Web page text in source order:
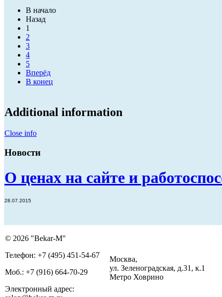
В начало
Назад
1
2
3
4
5
Вперёд
В конец
Additional information
Close info
Новости
О ценах на сайте и
28.07.2015
© 2026 "Bekar-M"
Телефон: +7 (495) 451-54-67
Моб.: +7 (916) 664-70-29
Электронный адрес:
Москва,
ул. Зеленоградская, д.31, к.1
Метро Ховрино